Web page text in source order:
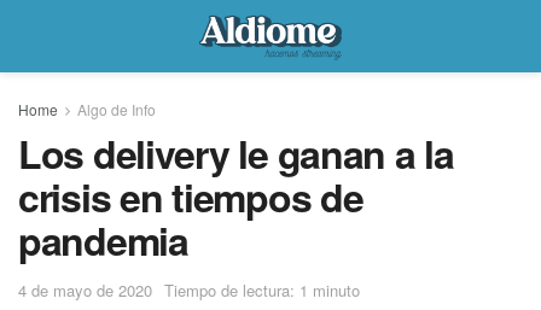
Home Algo de Info
Los delivery le ganan a la
crisis en tiempos de
pandemia
4 de mayo de 2020 Tiempo de lectura: 1 minuto